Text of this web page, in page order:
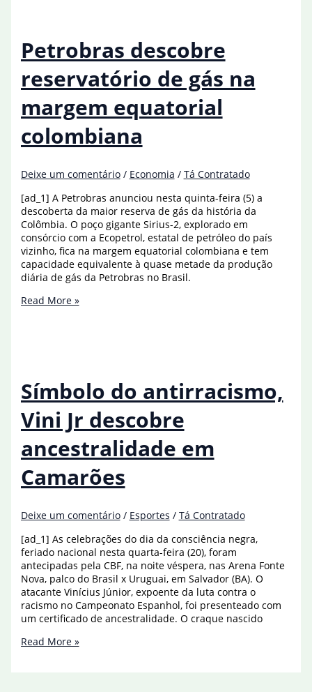
pré-
sal
da
Bacia
de
Santos
Petrobras descobre
reservatório de gás na
margem equatorial
colombiana
Deixe um comentário / Economia / Tá Contratado
[ad_1] A Petrobras anunciou nesta quinta-feira (5) a
descoberta da maior reserva de gás da história da
Colômbia. O poço gigante Sirius-2, explorado em
consórcio com a Ecopetrol, estatal de petróleo do país
vizinho, fica na margem equatorial colombiana e tem
capacidade equivalente à quase metade da produção
diária de gás da Petrobras no Brasil.
Petrobras
equatorial
colombiana
Read More »
Símbolo do antirracismo,
Vini Jr descobre
ancestralidade em
Camarões
Deixe um comentário / Esportes / Tá Contratado
[ad_1] As celebrações do dia da consciência negra,
feriado nacional nesta quarta-feira (20), foram
antecipadas pela CBF, na noite véspera, nas Arena Fonte
Nova, palco do Brasil x Uruguai, em Salvador (BA). O
atacante Vinícius Júnior, expoente da luta contra o
racismo no Campeonato Espanhol, foi presenteado com
um certificado de ancestralidade. O craque nascido
Símbolo
Read More »